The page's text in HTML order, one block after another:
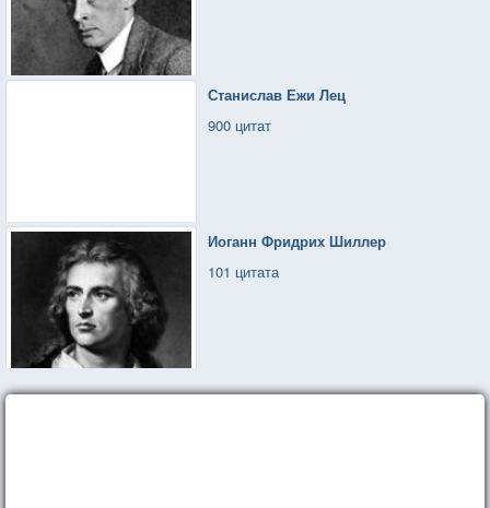
Станислав Ежи Лец
900 цитат
Иоганн Фридрих Шиллер
101 цитата